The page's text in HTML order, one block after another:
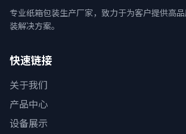
专业纸箱包装生产厂家，致力于为客户提供高
装解决方案。
快速链接
关于我们
产品中心
设备展示